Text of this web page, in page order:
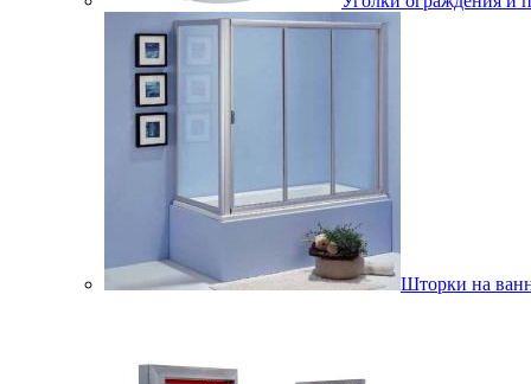
Шторки на